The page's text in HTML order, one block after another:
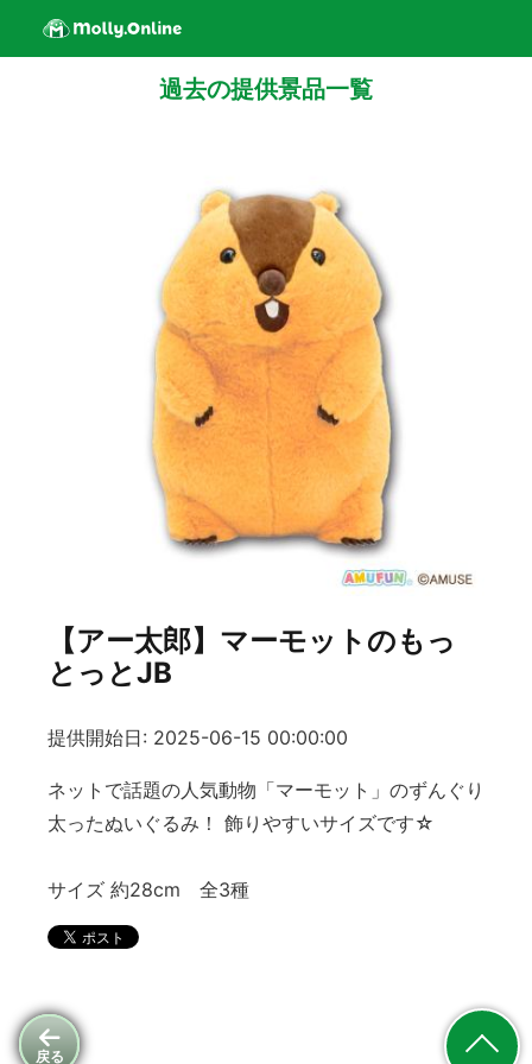
戻る
過去の提供景品一覧
【アー太郎】マーモットのもっ
とっとJB
提供開始日: 2025-06-15 00:00:00
ネットで話題の人気動物「マーモット」のずんぐり
太ったぬいぐるみ！ 飾りやすいサイズです☆
サイズ 約28cm 全3種